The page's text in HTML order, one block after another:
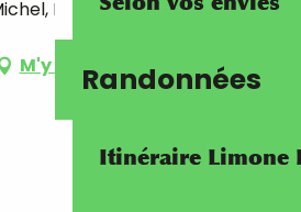
Randonnées
Itinéraire Limone
Place de l'église, 06500
M'y rendre